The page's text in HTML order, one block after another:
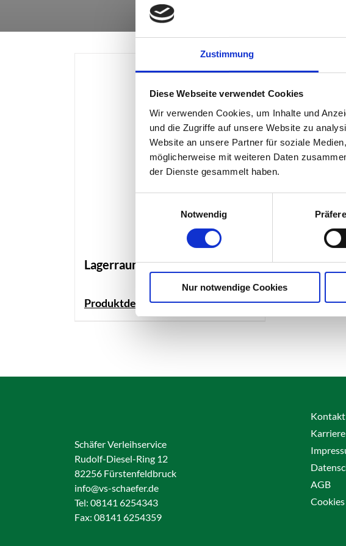
Zustimmung
Diese Webseite verwendet Cookies
Wir verwenden Cookies, um Inhalte und
und die Zugriffe auf unsere Website zu
Website an unsere Partner für soziale
möglicherweise mit weiteren Daten
der Dienste gesammelt haben.
Notwendig
Nur notwendige Cookies
Lagerraum Gröbenzell
Produktdetails
Schäfer Verleihservice
Rudolf-Diesel-Ring 12
82256 Fürstenfeldbruck
info@vs-schaefer.de
Tel: 08141 6254343
Fax: 08141 6254359
Kontakt
Karriere
AGB
Cookies